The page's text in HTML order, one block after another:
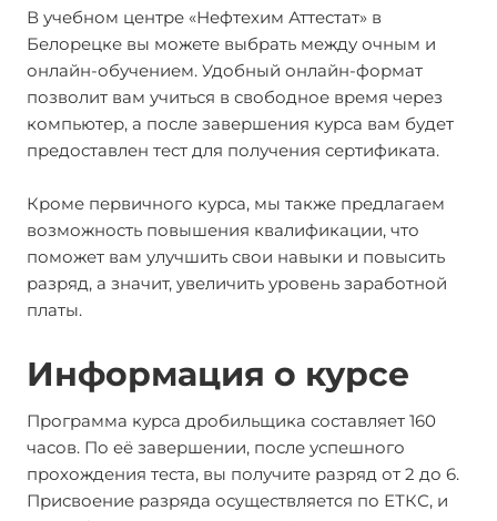
В учебном центре «Нефтехим Аттестат» в
Белорецке вы можете выбрать между очным и
онлайн-обучением. Удобный онлайн-формат
позволит вам учиться в свободное время через
компьютер, а после завершения курса вам будет
предоставлен тест для получения сертификата.
Кроме первичного курса, мы также предлагаем
возможность повышения квалификации, что
поможет вам улучшить свои навыки и повысить
разряд, а значит, увеличить уровень заработной
платы.
Информация о курсе
Программа курса дробильщика составляет 160
часов. По её завершении, после успешного
прохождения теста, вы получите разряд от 2 до 6.
Присвоение разряда осуществляется по ЕТКС, и